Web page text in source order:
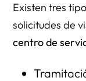
Existen tres
solicitudes de
centro de